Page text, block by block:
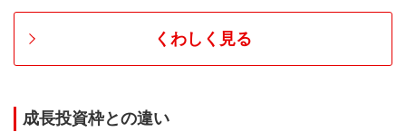
くわしく見る
成長投資枠との違い